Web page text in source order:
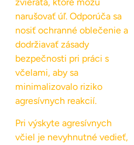
narušovať úľ. Odporúča sa
nosiť ochranné oblečenie a
dodržiavať zásady
bezpečnosti pri práci s
včelami, aby sa
minimalizovalo riziko
agresívnych reakcií.
Pri výskyte agresívnych
včiel je nevyhnutné vedieť,